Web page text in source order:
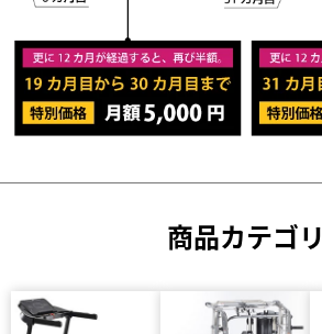
商品カテゴリ